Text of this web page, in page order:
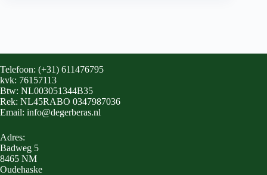
Telefoon: (+31) 611476795
kvk: 76157113
Btw: NL003051344B35
Rek: NL45RABO 0347987036
Email: info@degerberas.nl
Adres:
Badweg 5
8465 NM
Oudehaske